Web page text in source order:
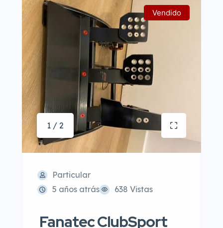
Vendido
1 / 2
Particular
5 años atrás
638 Vistas
Fanatec ClubSport